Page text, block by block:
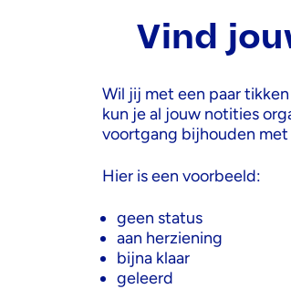
Vind
Wil jij met een paar
kun je al jouw notities
voortgang bijhouden
Hier is een voorbeeld:
geen status
aan herziening
bijna klaar
geleerd